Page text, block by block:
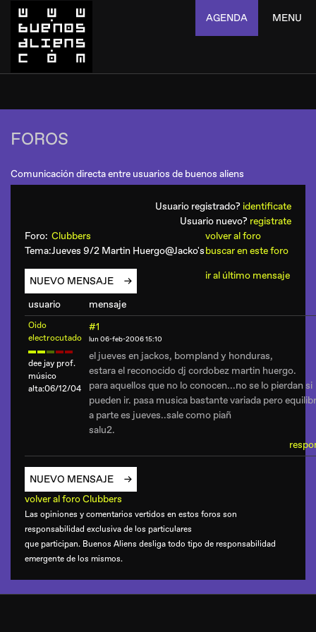
AGENDA MENU
FOROS
Comunicación directa entre usuarios de buenos aliens
Usuario registrado? identificate
Usuario nuevo? registrate
Foro: Clubbers
volver al foro
Tema:Jueves 9/2 Martin Huergo@Jacko'sbuscar en este foro
NUEVO MENSAJE ir al último mensaje
usuario mensaje
Oido
electrocutado
dee jay prof.
músico
alta:06/12/04
#1
lun 06-feb-2006 15:10
el jueves en jackos, bompland y honduras,
estara el reconocido dj cordobez martin huergo.
para aquellos que no lo conocen...no se lo pierdan si
pueden ir. pasa musica bastante variada pero
a parte es jueves..sale como piañ
salu2.
NUEVO MENSAJE
volver al foro Clubbers
Las opiniones y comentarios vertidos en estos foros son
responsabilidad exclusiva de los particulares
que participan. Buenos Aliens desliga todo tipo de responsabilidad
emergente de los mismos.